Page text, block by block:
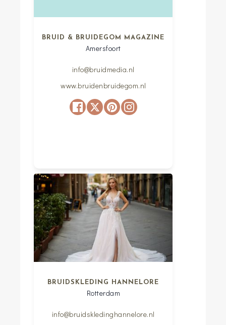
BRUID & BRUIDEGOM MAGAZINE
Amersfoort
info@bruidmedia.nl
www.bruidenbruidegom.nl
BRUIDSKLEDING HANNELORE
Rotterdam
info@bruidskledinghannelore.nl